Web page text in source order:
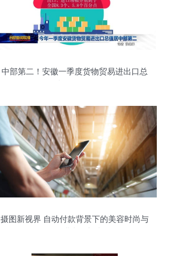
中部第二！安徽一季度货物贸易进出口总
摄图新视界 自动付款背景下的美容时尚与